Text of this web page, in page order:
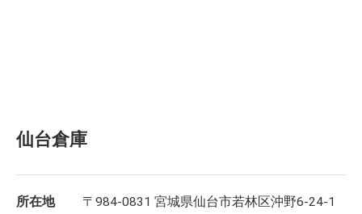
仙台倉庫
所在地 〒984-0831 宮城県仙台市若林区沖野6-24-1